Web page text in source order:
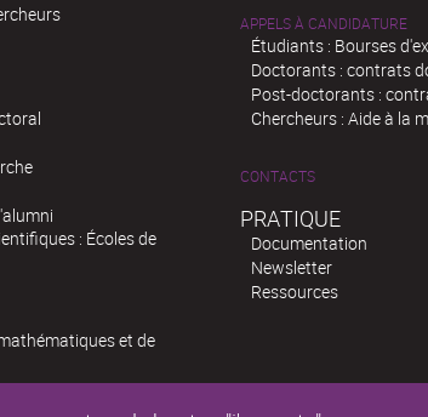
: Écoles de
et de
APPELS À CANDIDATURE
Étudiants : Bourses
Doctorants : contrats
Post-doctorants :
Chercheurs : Aide à la
CONTACTS
PRATIQUE
Documentation
Newsletter
Ressources